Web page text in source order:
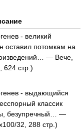
- великий
оставил потомкам на
— Вече,
624 стр.)
- выдающийся
классик
безупречный… —
32, 288 стр.)